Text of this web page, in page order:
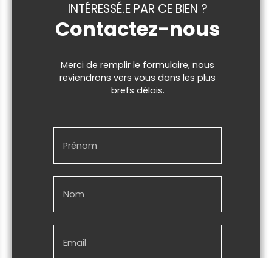
INTÉRESSÉ.E PAR CE BIEN ?
Contactez-nous
Merci de remplir le formulaire, nous
reviendrons vers vous dans les plus
brefs délais.
Prénom
Nom
Email